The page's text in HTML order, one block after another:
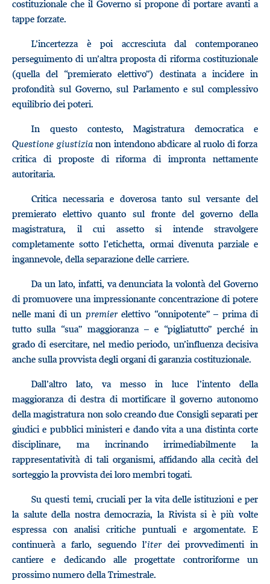
costituzionale che il Governo si propone di portare avanti a
tappe forzate.
L’incertezza è poi accresciuta dal contemporaneo
perseguimento di un’altra proposta di riforma costituzionale
(quella del “premierato elettivo”) destinata a incidere in
profondità sul Governo, sul Parlamento e sul complessivo
equilibrio dei poteri.
In questo contesto, Magistratura democratica e
Questione giustizianon intendono abdicare al ruolo di forza
critica di proposte di riforma di impronta nettamente
autoritaria.
Critica necessaria e doverosa tanto sul versante del
premierato elettivo quanto sul fronte del governo della
magistratura, il cui assetto si intende stravolgere
completamente sotto l’etichetta, ormai divenuta parziale e
ingannevole, della separazione delle carriere.
Da un lato, infatti, va denunciata la volontà del Governo
di promuovere una impressionante concentrazione di potere
nelle mani di un premierelettivo “onnipotente” – prima di
tutto sulla “sua” maggioranza – e “pigliatutto” perché in
grado di esercitare, nel medio periodo, un’influenza decisiva
anche sulla provvista degli organi di garanzia costituzionale.
Dall’altro lato, va messo in luce l’intento della
maggioranza di destra di mortificare il governo autonomo
della magistratura non solo creando due Consigli separati per
giudici e pubblici ministeri e dando vita a una distinta corte
disciplinare, ma incrinando irrimediabilmente la
rappresentatività di tali organismi, affidando alla cecità del
sorteggio la provvista dei loro membri togati.
Su questi temi, cruciali per la vita delle istituzioni e per
la salute della nostra democrazia, la Rivista si è più volte
espressa con analisi critiche puntuali e argomentate. E
continuerà a farlo, seguendo l’iter dei provvedimenti in
cantiere e dedicando alle progettate controriforme un
prossimo numero della Trimestrale.